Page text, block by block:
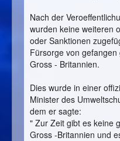
Nach der
wurden keine weiteren
oder Sanktionen
Fürsorge von
Gross - Britannien.
Dies wurde in einer
Minister des
dem er sagte:
" Zur Zeit gibt es keine
Gross -Britannien und